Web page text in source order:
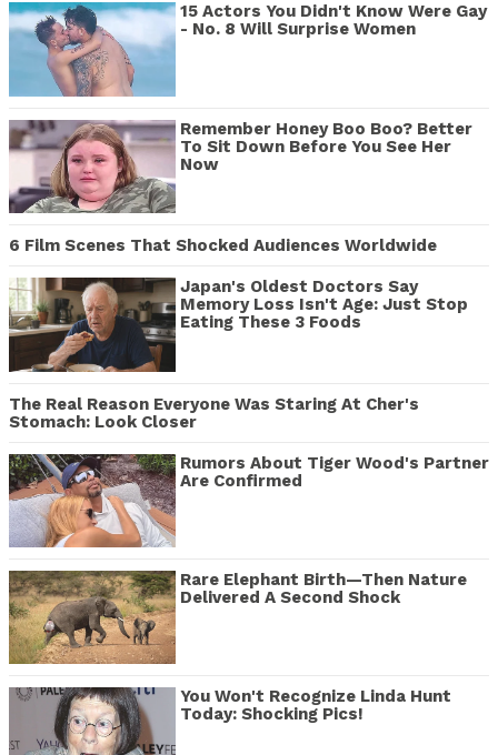
15 Actors You Didn't Know Were Gay
- No. 8 Will Surprise Women
Remember Honey Boo Boo? Better
To Sit Down Before You See Her
Now
6 Film Scenes That Shocked Audiences Worldwide
Japan's Oldest Doctors Say
Memory Loss Isn't Age: Just Stop
Eating These 3 Foods
The Real Reason Everyone Was Staring At Cher's
Stomach: Look Closer
Rumors About Tiger Wood's Partner
Are Confirmed
Rare Elephant Birth—Then Nature
Delivered A Second Shock
You Won't Recognize Linda Hunt
Today: Shocking Pics!